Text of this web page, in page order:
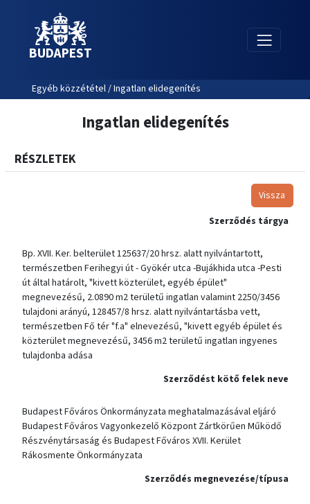
BUDAPEST
Egyéb közzététel / Ingatlan elidegenítés
Ingatlan elidegenítés
RÉSZLETEK
Vissza
Szerződés tárgya
Bp. XVII. Ker. belterület 125637/20 hrsz. alatt nyilvántartott,
természetben Ferihegyi út - Gyökér utca -Bujákhida utca -Pesti
út által határolt, "kivett közterület, egyéb épület"
megnevezésű, 2.0890 m2 területű ingatlan valamint 2250/3456
tulajdoni arányú, 128457/8 hrsz. alatt nyilvántartásba vett,
természetben Fő tér "f.a" elnevezésű, "kivett egyéb épület és
közterület megnevezésű, 3456 m2 területű ingatlan ingyenes
tulajdonba adása
Szerződést kötő felek neve
Budapest Főváros Önkormányzata meghatalmazásával eljáró
Budapest Főváros Vagyonkezelő Központ Zártkörűen Működő
Részvénytársaság és Budapest Főváros XVII. Kerület
Rákosmente Önkormányzata
Szerződés megnevezése/típusa